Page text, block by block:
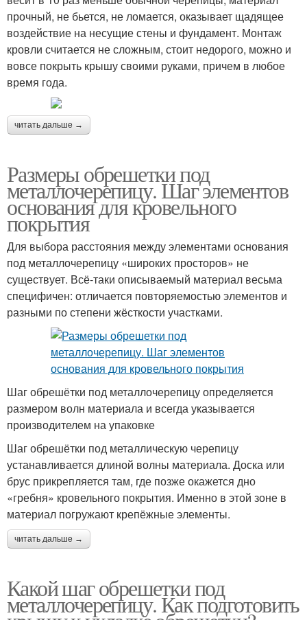
прочный, не бьется, не ломается, оказывает щадящее
воздействие на несущие стены и фундамент. Монтаж
кровли считается не сложным, стоит недорого, можно и
вовсе покрыть крышу своими руками, причем в любое
время года.
читать дальше →
Размеры обрешетки под
металлочерепицу. Шаг элементов
основания для кровельного
покрытия
Для выбора расстояния между элементами основания
под металлочерепицу «широких просторов» не
существует. Всё-таки описываемый материал весьма
специфичен: отличается повторяемостью элементов и
разными по степени жёсткости участками.
Шаг обрешётки под металлочерепицу определяется
размером волн материала и всегда указывается
производителем на упаковке
Шаг обрешётки под металлическую черепицу
устанавливается длиной волны материала. Доска или
брус прикрепляется там, где позже окажется дно
«гребня» кровельного покрытия. Именно в этой зоне в
материал погружают крепёжные элементы.
читать дальше →
Какой шаг обрешетки под
металлочерепицу. Как подготовить